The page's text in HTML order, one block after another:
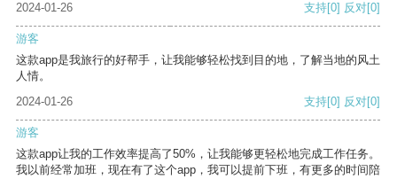
2024-01-26
支持[0] 反对[0]
游客
这款app是我旅行的好帮手，让我能够轻松找到目的地，了解当地的风土
人情。
2024-01-26
支持[0] 反对[0]
游客
这款app让我的工作效率提高了50%，让我能够更轻松地完成工作任务。
我以前经常加班，现在有了这个app，我可以提前下班，有更多的时间陪